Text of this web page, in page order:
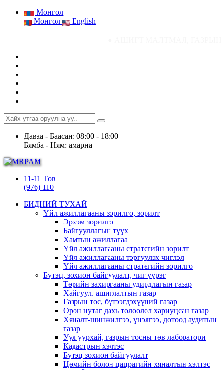
Монгол
Монгол
English
Даваа - Баасан: 08:00 - 18:00
Бямба - Ням: амарна
11-11 Төв
(976) 110
БИДНИЙ ТУХАЙ
Үйл ажиллагааны зорилго, зорилт
Эрхэм зорилго
Байгууллагын түүх
Хамтын ажиллагаа
Үйл ажиллагааны стратегийн зорилт
Үйл ажиллагааны тэргүүлэх чиглэл
Үйл ажиллагааны стратегийн зорилго
Бүтэц, зохион байгуулалт, чиг үүрэг
Төрийн захиргааны удирдлагын газар
Хайгуул, ашиглалтын газар
Газрын тос, бүтээгдэхүүний газар
Орон нутаг дахь төлөөлөл хариуцсан газар
Хяналт-шинжилгээ, үнэлгээ, дотоод аудитын
газар
Уул уурхай, газрын тосны төв лаборатори
Кадастрын хэлтэс
Бүтэц зохион байгуулалт
Цөмийн болон цацрагийн хяналтын хэлтэс